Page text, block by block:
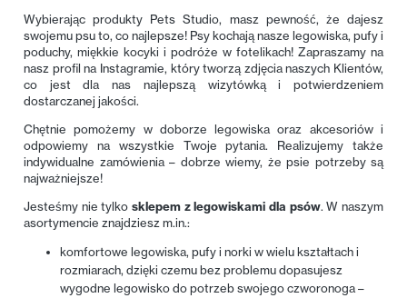
Wybierając produkty Pets Studio, masz pewność, że dajesz
swojemu psu to, co najlepsze! Psy kochają nasze legowiska, pufy i
poduchy, miękkie kocyki i podróże w fotelikach! Zapraszamy na
nasz profil na Instagramie, który tworzą zdjęcia naszych Klientów,
co jest dla nas najlepszą wizytówką i potwierdzeniem
dostarczanej jakości.
Chętnie pomożemy w doborze legowiska oraz akcesoriów i
odpowiemy na wszystkie Twoje pytania. Realizujemy także
indywidualne zamówienia – dobrze wiemy, że psie potrzeby są
najważniejsze!
Jesteśmy nie tylko sklepem z legowiskami dla psów. W naszym
asortymencie znajdziesz m.in.:
komfortowe legowiska, pufy i norki w wielu kształtach i
rozmiarach, dzięki czemu bez problemu dopasujesz
wygodne legowisko do potrzeb swojego czworonoga –